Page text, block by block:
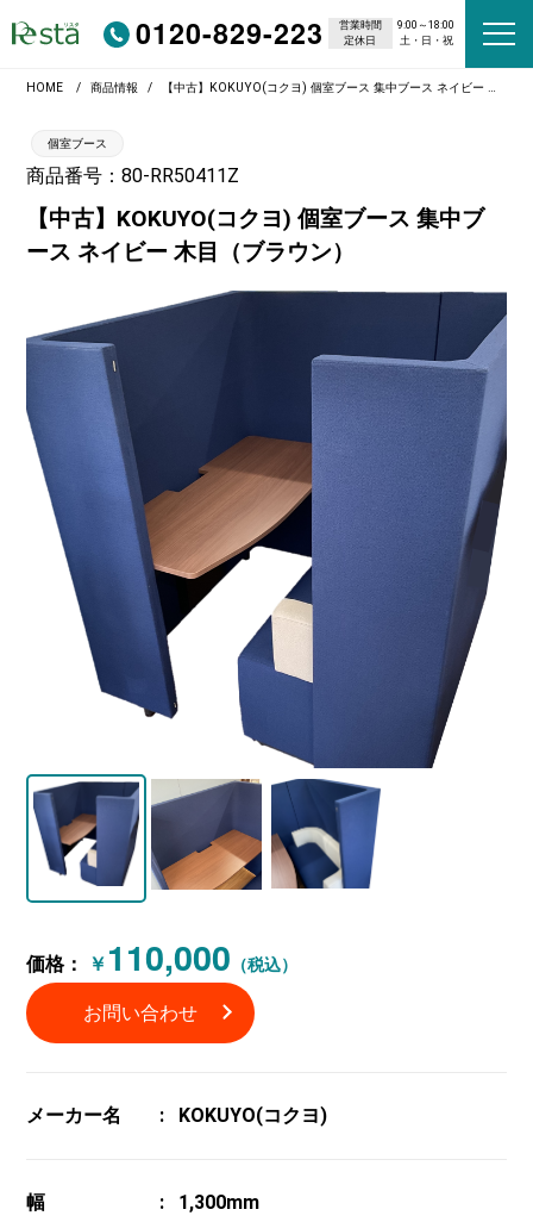
0120-829-223 営業時間
9:00～18:00
定休日
土・日・祝
HOME 商品情報 【中古】KOKUYO(コクヨ) 個室ブース 集中ブース ネイビー 木目（ブラウン）
個室ブース
商品番号：80-RR50411Z
【中古】KOKUYO(コクヨ) 個室ブース 集中ブ
ース ネイビー 木目（ブラウン）
価格： ￥ 110,000 （税込）
お問い合わせ
メーカー名 KOKUYO(コクヨ)
幅
1,300mm